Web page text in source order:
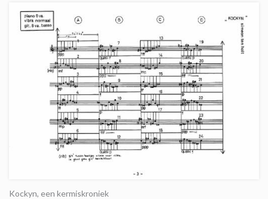
Kockyn, een kermiskroniek